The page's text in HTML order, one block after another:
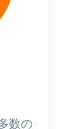
数の